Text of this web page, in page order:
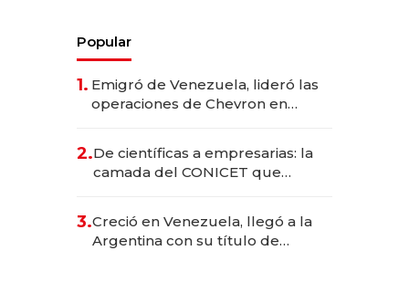
Popular
1. Emigró de Venezuela, lideró las
operaciones de Chevron en
2.De científicas a empresarias: la
camada del CONICET que
3.Creció en Venezuela, llegó a la
Argentina con su título de